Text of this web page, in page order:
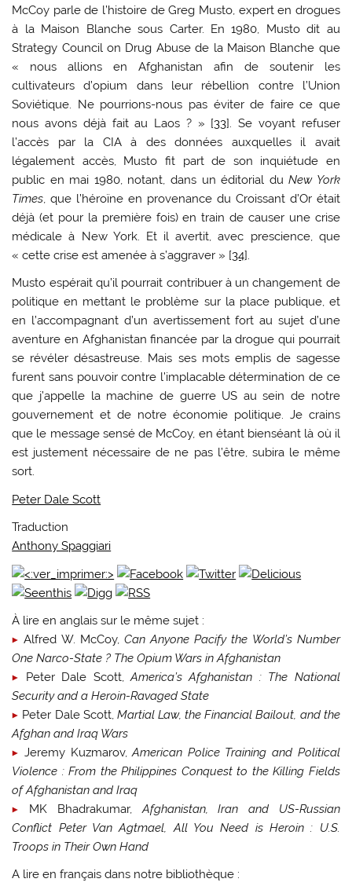
McCoy parle de l’histoire de Greg Musto, expert en drogues
à la Maison Blanche sous Carter. En 1980, Musto dit au
Strategy Council on Drug Abuse de la Maison Blanche que
« nous allions en Afghanistan afin de soutenir les
cultivateurs d’opium dans leur rébellion contre l’Union
Soviétique. Ne pourrions-nous pas éviter de faire ce que
nous avons déjà fait au Laos ? » [33]. Se voyant refuser
l’accès par la CIA à des données auxquelles il avait
légalement accès, Musto fit part de son inquiétude en
public en mai 1980, notant, dans un éditorial duNew York
Times, que l’héroïne en provenance du Croissant d’Or était
déjà (et pour la première fois) en train de causer une crise
médicale à New York. Et il avertit, avec prescience, que
« cette crise est amenée à s’aggraver » [34].
Musto espérait qu’il pourrait contribuer à un changement de
politique en mettant le problème sur la place publique, et
en l’accompagnant d’un avertissement fort au sujet d’une
aventure en Afghanistan financée par la drogue qui pourrait
se révéler désastreuse. Mais ses mots emplis de sagesse
furent sans pouvoir contre l’implacable détermination de ce
que j’appelle la machine de guerre US au sein de notre
gouvernement et de notre économie politique. Je crains
que le message sensé de McCoy, en étant bienséant là où il
est justement nécessaire de ne pas l’être, subira le même
sort.
Peter Dale Scott
Traduction
Anthony Spaggiari
À lire en anglais sur le même sujet :
Alfred W. McCoy, Can Anyone Pacify the World’s Number
One Narco-State ? The Opium Wars in Afghanistan
Peter Dale Scott,America’s Afghanistan : The National
Security and a Heroin-Ravaged State
Peter Dale Scott, Martial Law, the Financial Bailout, and the
Afghan and Iraq Wars
Jeremy Kuzmarov,American Police Training and Political
Violence : From the Philippines Conquest to the Killing Fields
of Afghanistan and Iraq
MK Bhadrakumar,Afghanistan, Iran and US-Russian
Conflict Peter Van Agtmael, All You Need is Heroin : U.S.
Troops in Their Own Hand
A lire en français dans notre bibliothèque :